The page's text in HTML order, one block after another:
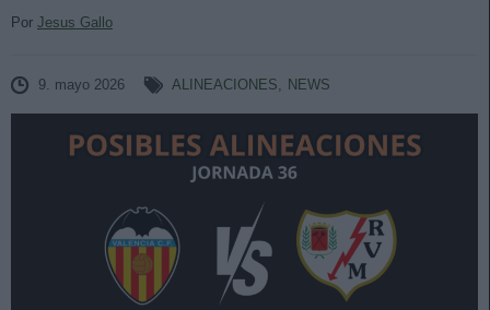
Por Jesus Gallo
9. mayo 2026 ALINEACIONES, NEWS